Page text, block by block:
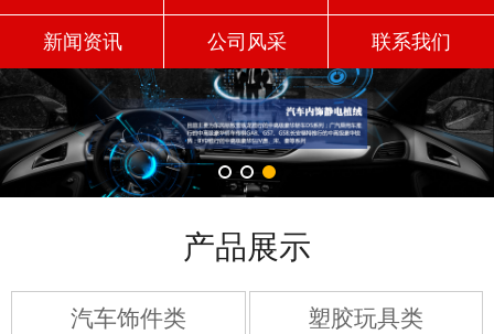
新闻资讯 公司风采 联系我们
产品展示
汽车饰件类 塑胶玩具类